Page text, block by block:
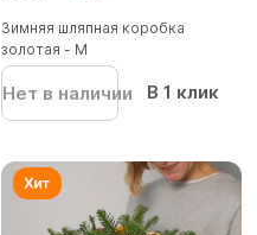
Зимняя шляпная коробка
золотая - М
Нет в наличии В 1 клик